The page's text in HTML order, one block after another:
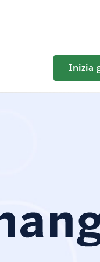
Inizia